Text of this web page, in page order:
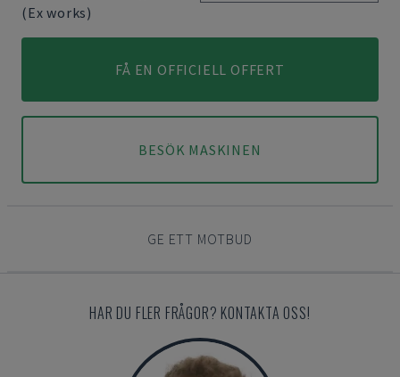
(Ex works)
FÅ EN OFFICIELL OFFERT
BESÖK MASKINEN
GE ETT MOTBUD
HAR DU FLER FRÅGOR? KONTAKTA OSS!